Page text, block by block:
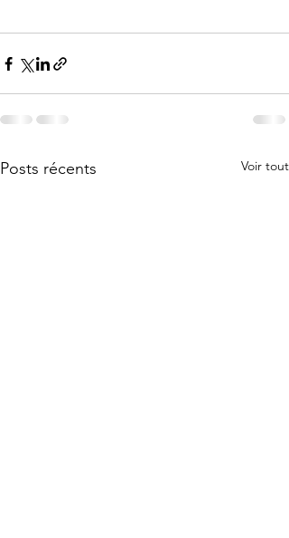
Posts récents Voir tout